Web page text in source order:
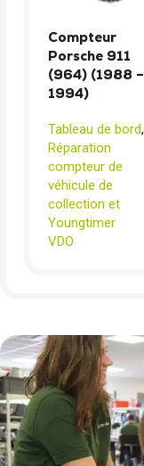
Compteur
Porsche 911
(964) (1988 –
1994)
Tableau de bord,
Réparation
compteur de
véhicule de
collection et
Youngtimer
VDO